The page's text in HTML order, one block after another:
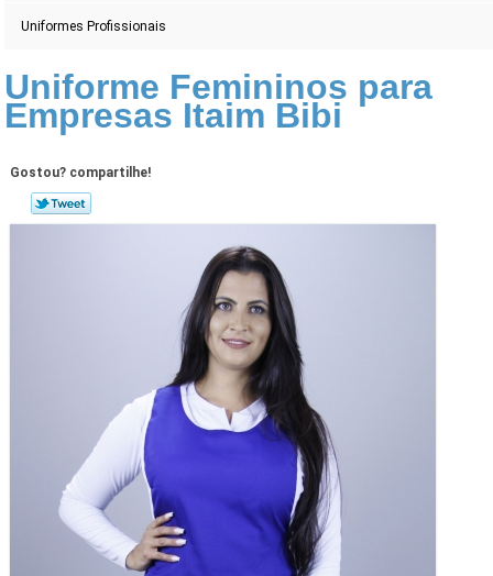
Uniformes Profissionais
Uniforme Femininos para
Empresas Itaim Bibi
Gostou? compartilhe!